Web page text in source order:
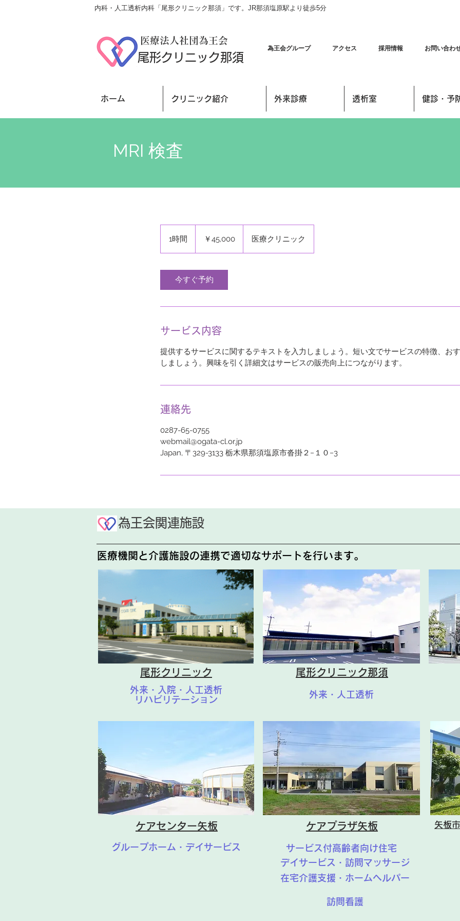
内科・人工透析内科「尾形クリニック那須」です。JR那須塩原駅より徒歩5分
医療法人社団為王会
尾形クリニック那須
為王会グループ アクセス 採用情報 お問い合わ
ホーム クリニック紹介 外来診療 透析室 健診・予
MRI 検査
1時間 ￥45,000 医療クリニック
今すぐ予約
サービス内容
提供するサービスに関するテキストを入力しましょう。短い文でサービスの特徴、お
しましょう。興味を引く詳細文はサービスの販売向上につながります。
連絡先
0287-65-0755
webmail@ogata-cl.or.jp
Japan, 〒329-3133 栃木県那須塩原市沓掛２−１０−3
為王会関連施設
医療機関と介護施設の連携で適切なサポートを行います。
尾形クリニック
外来・入院・人工透析
リハビリテーション
尾形クリニック那須
外来・人工透析
ケアセンター矢板
グループホーム・デイサービス
ケアプラザ矢板
サービス付高齢者向け住宅
デイサービス・訪問マッサージ
在宅介護支援・ホームヘルパー
矢板
訪問看護